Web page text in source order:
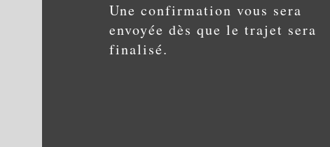
Une confirmation vous sera
envoyée dès que le trajet sera
finalisé.